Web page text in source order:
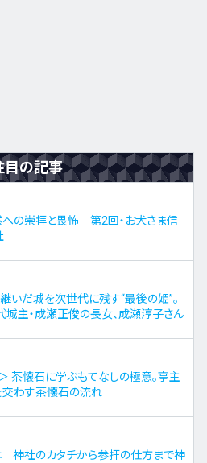
目の記事
の崇拝と畏怖 第2回・お犬さま信
いだ城を次世代に残す“最後の姫”。
主・成瀬正俊の長女、成瀬淳子さん
茶懐石に学ぶもてなしの極意。亭主
交わす茶懐石の流れ
神社のカタチから参拝の仕方まで神